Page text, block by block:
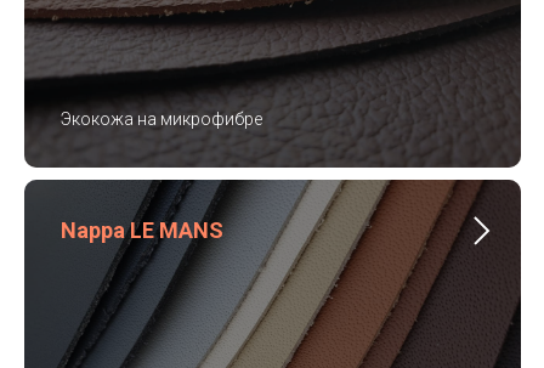
Экокожа на микрофибре
Nappa LE MANS